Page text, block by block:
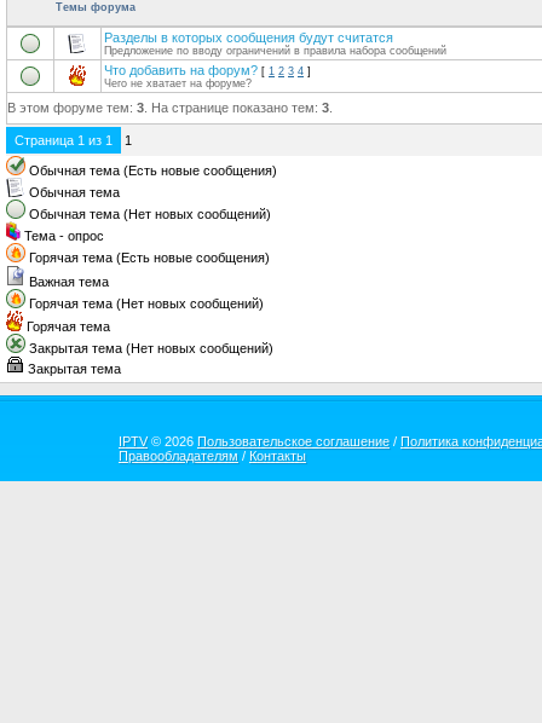
Темы форума
Разделы в которых сообщения будут считатся
Предложение по вводу ограничений в правила набора сообщений
Что добавить на форум? [ 1 2 3 4 ]
Чего не хватает на форуме?
В этом форуме тем: 3 . На странице показано тем: 3
Страница 1 из 1 1
Обычная тема (Есть новые сообщения)
Обычная тема
Обычная тема (Нет новых сообщений)
Тема - опрос
Горячая тема (Есть новые сообщения)
Важная тема
Горячая тема (Нет новых сообщений)
Горячая тема
Закрытая тема (Нет новых сообщений)
Закрытая тема
IPTV© 2026 Пользовательское соглашение / Политика
Правообладателям / Контакты